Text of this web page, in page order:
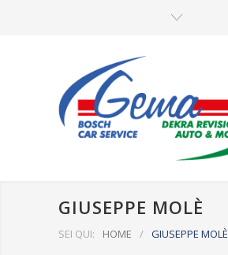
GIUSEPPE MOLÈ
SEI QUI: HOME / GIUSEPPE MOLÈ